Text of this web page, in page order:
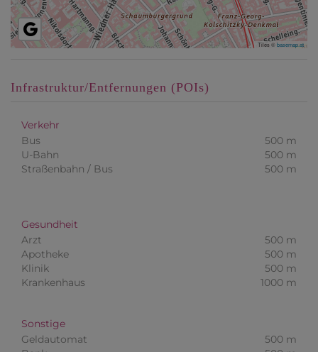
Tiles ©basemap.at
Infrastruktur/Entfernungen (POIs)
Verkehr
Bus
500 m
U-Bahn
500 m
Straßenbahn / Bus
500 m
Gesundheit
Arzt
500 m
Apotheke
500 m
Klinik
500 m
Krankenhaus
1000 m
Sonstige
Geldautomat
500 m